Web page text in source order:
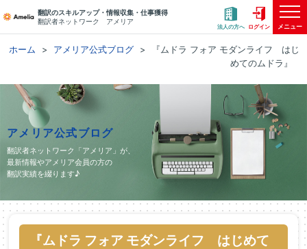
翻訳のスキルアップ・情報収集・仕事獲得
翻訳者ネットワーク アメリア
法人の方へ ログイン メニュー
ホーム アメリア公式ブログ
『ムドラ フォア モダンライフ はじ
めてのムドラ』
アメリア公式ブログ
翻訳者ネットワーク「アメリア」が、
最新情報やアメリア会員の方の
翻訳実績を綴ります♪
『ムドラ フォア モダンライフ はじめて